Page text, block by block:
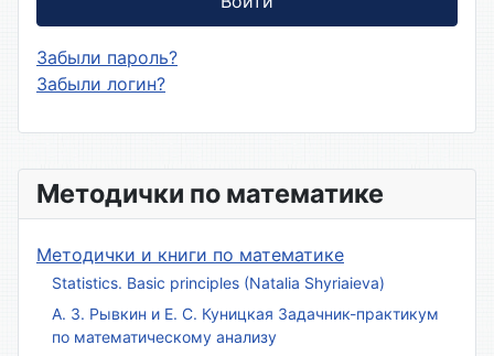
Методички по математике
Методички и книги по математике
Statistics. Basic principles (Natalia Shyriaieva)
А. З. Рывкин и Е. С. Куницкая Задачник-практикум
по математическому анализу
Забыли пароль?
Забыли логин?